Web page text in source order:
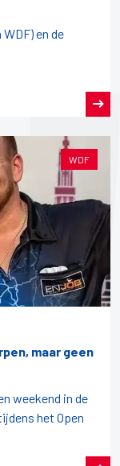
en de
WDF
maar geen
weekend in de
het Open